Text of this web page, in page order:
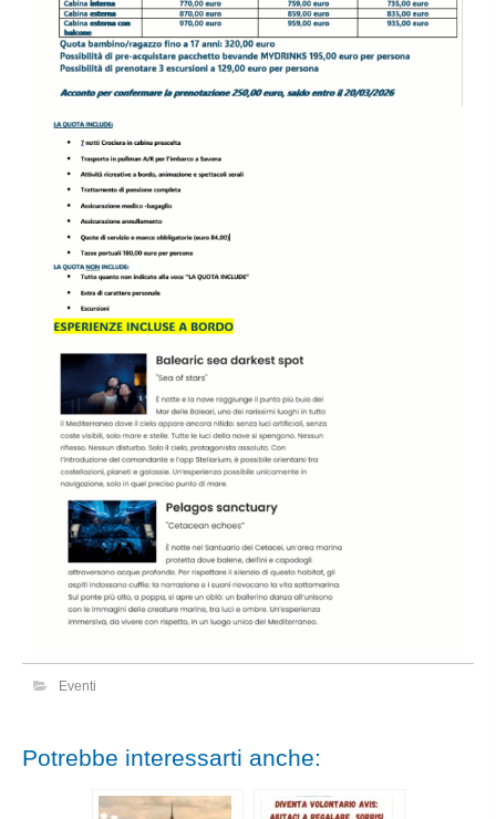
Eventi
Potrebbe interessarti anche: